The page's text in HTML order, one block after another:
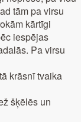
tām pa virsu
kārtīgi
iespējas
Pa virsu
krāsnī tvaika
šķēlēs un